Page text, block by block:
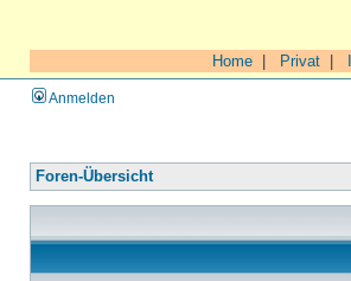
Home Privat
Anmelden
Foren-Übersicht